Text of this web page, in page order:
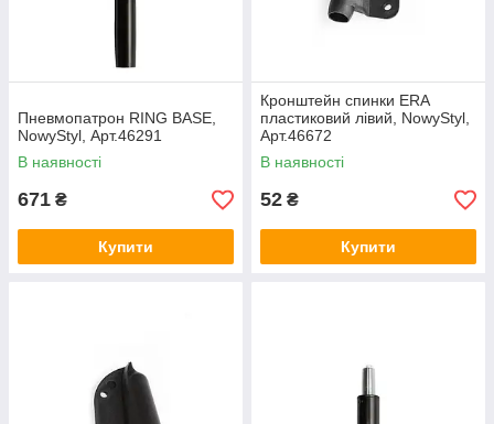
Пневмопатрон RING BASE,
NowyStyl, Арт.46291
В наявності
671 ₴
Купити
Кронштейн спинки ERA
пластиковий лівий, NowyStyl,
Арт.46672
В наявності
52 ₴
Купити